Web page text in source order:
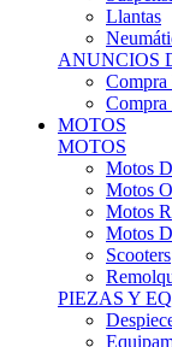
Llantas
ANUNCIOS
Compra
MOTOS
MOTOS
Motos
Motos
Motos R
Motos
Scooters
PIEZAS Y